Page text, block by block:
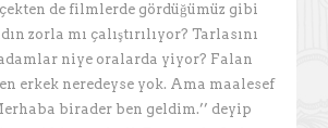
de filmlerde gördüğümüz gibi
zorla mı çalıştırılıyor? Tarlasını
niye oralarda yiyor? Falan
erkek neredeyse yok. Ama maalesef
birader ben geldim.’’ deyip